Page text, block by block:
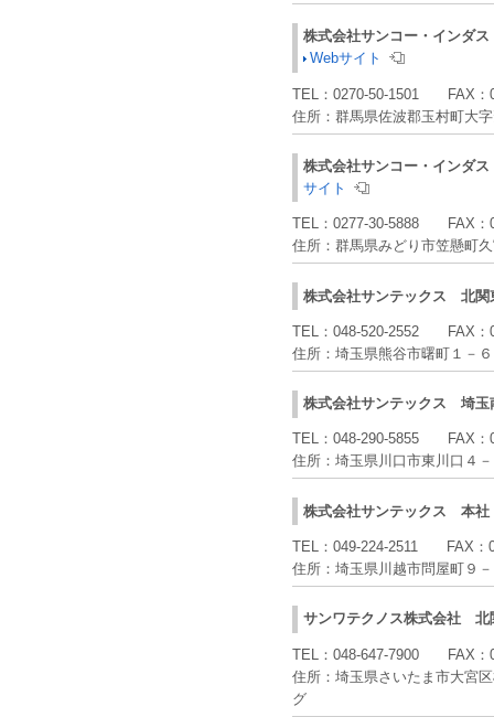
株式会社サンコー・インダ
Webサイト
TEL： 0270-50-1501 FAX：
住所： 群馬県佐波郡玉村町大
株式会社サンコー・インダ
サイト
TEL： 0277-30-5888 FAX：
住所： 群馬県みどり市笠懸町
株式会社サンテックス 北関
TEL： 048-520-2552 FAX：
住所： 埼玉県熊谷市曙町１－
株式会社サンテックス 埼玉
TEL： 048-290-5855 FAX：
住所： 埼玉県川口市東川口４
株式会社サンテックス 本社
TEL： 049-224-2511 FAX：
住所： 埼玉県川越市問屋町９
サンワテクノス株式会社 北
TEL： 048-647-7900 FAX：
住所： 埼玉県さいたま市大宮
グ